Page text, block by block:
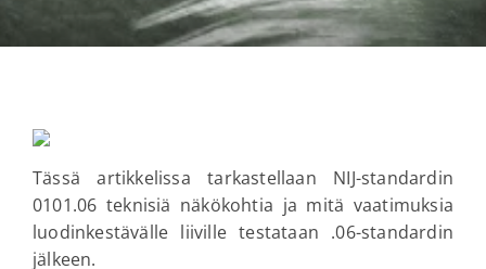
Tässä artikkelissa tarkastellaan NIJ-standardin
0101.06 teknisiä näkökohtia ja mitä vaatimuksia
luodinkestävälle liiville testataan .06-standardin
jälkeen.